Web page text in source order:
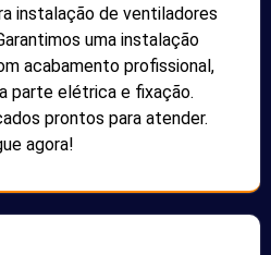
instalação de ventiladores
uma instalação
acabamento profissional,
parte elétrica e fixação.
prontos para atender.
agora!